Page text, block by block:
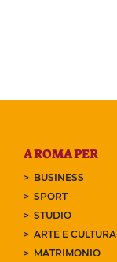
A ROMA PER
BUSINESS
SPORT
STUDIO
ARTE E CULTURA
MATRIMONIO